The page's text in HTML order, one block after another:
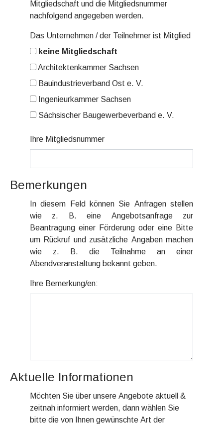
Mitgliedschaft und die Mitgliedsnummer
nachfolgend angegeben werden.
Das Unternehmen / der Teilnehmer ist Mitglied
keine Mitgliedschaft
Architektenkammer Sachsen
Bauindustrieverband Ost e. V.
Ingenieurkammer Sachsen
Sächsischer Baugewerbeverband e. V.
Ihre Mitgliedsnummer
Bemerkungen
In diesem Feld können Sie Anfragen stellen
wie z. B. eine Angebotsanfrage zur
Beantragung einer Förderung oder eine Bitte
um Rückruf und zusätzliche Angaben machen
wie z. B. die Teilnahme an einer
Abendveranstaltung bekannt geben.
Ihre Bemerkung/en:
Aktuelle Informationen
Möchten Sie über unsere Angebote aktuell &
zeitnah informiert werden, dann wählen Sie
bitte die von Ihnen gewünschte Art der